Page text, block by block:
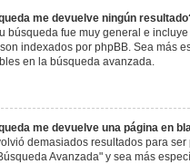
me devuelve ningún
búsqueda fue muy general e
indexados por phpBB. Sea más
en la búsqueda avanzada.
me devuelve una página en
demasiados resultados para ser
Avanzada" y sea más